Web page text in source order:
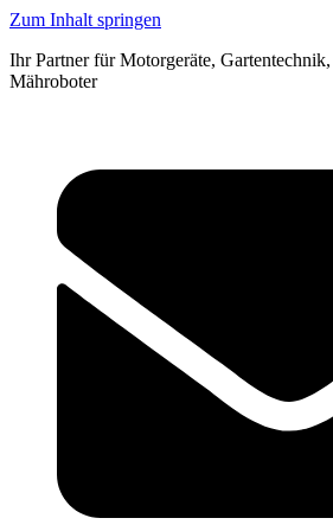
Zum Inhalt springen
Ihr Partner für Motorgeräte,
Mähroboter